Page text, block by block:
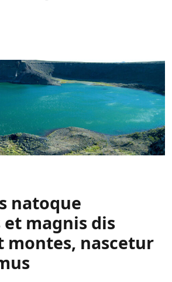
natoque
magnis dis
nascetur